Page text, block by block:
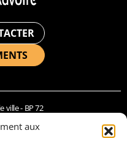
aux
ville - BP 72